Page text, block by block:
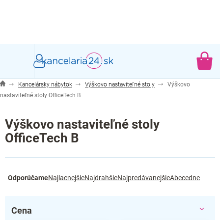
Kancelársky nábytok Výškovo nastaviteľné stoly
Výškovo
nastaviteľné stoly OfficeTech B
Výškovo nastaviteľné stoly
OfficeTech B
a
n
OdporúčameNajlacnejšieNajdrahšieNajpredávanejšieAbecedne
Cena